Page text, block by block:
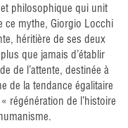
philosophique qui unit
ce mythe, Giorgio Locchi
héritière de ses deux
que jamais d’établir
de l’attente, destinée à
de la tendance égalitaire
régénération de l’histoire